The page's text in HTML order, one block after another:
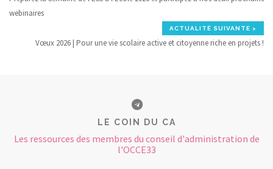
webinaires
ACTUALITÉ SUIVANTE >
Vœux 2026 | Pour une vie scolaire active et citoyenne riche en projets !
LE COIN DU CA
Les ressources des membres du conseil d'administration de
l'OCCE33